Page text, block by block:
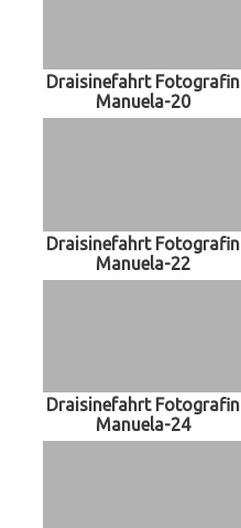
Draisinefahrt Fotografin
Manuela-20
Draisinefahrt Fotografin
Manuela-22
Draisinefahrt Fotografin
Manuela-24